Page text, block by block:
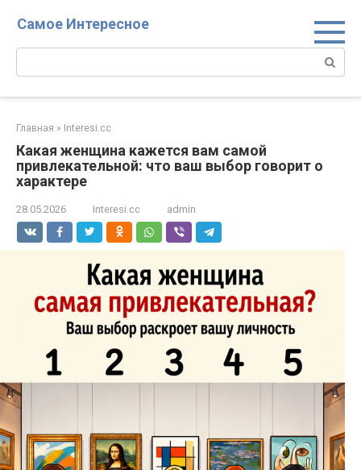
Самое Интересное
Поиск:
Главная » Interesi.cc
Какая женщина кажется вам самой
привлекательной: что ваш выбор говорит о
характере
28.05.2026 Interesi.cc admin